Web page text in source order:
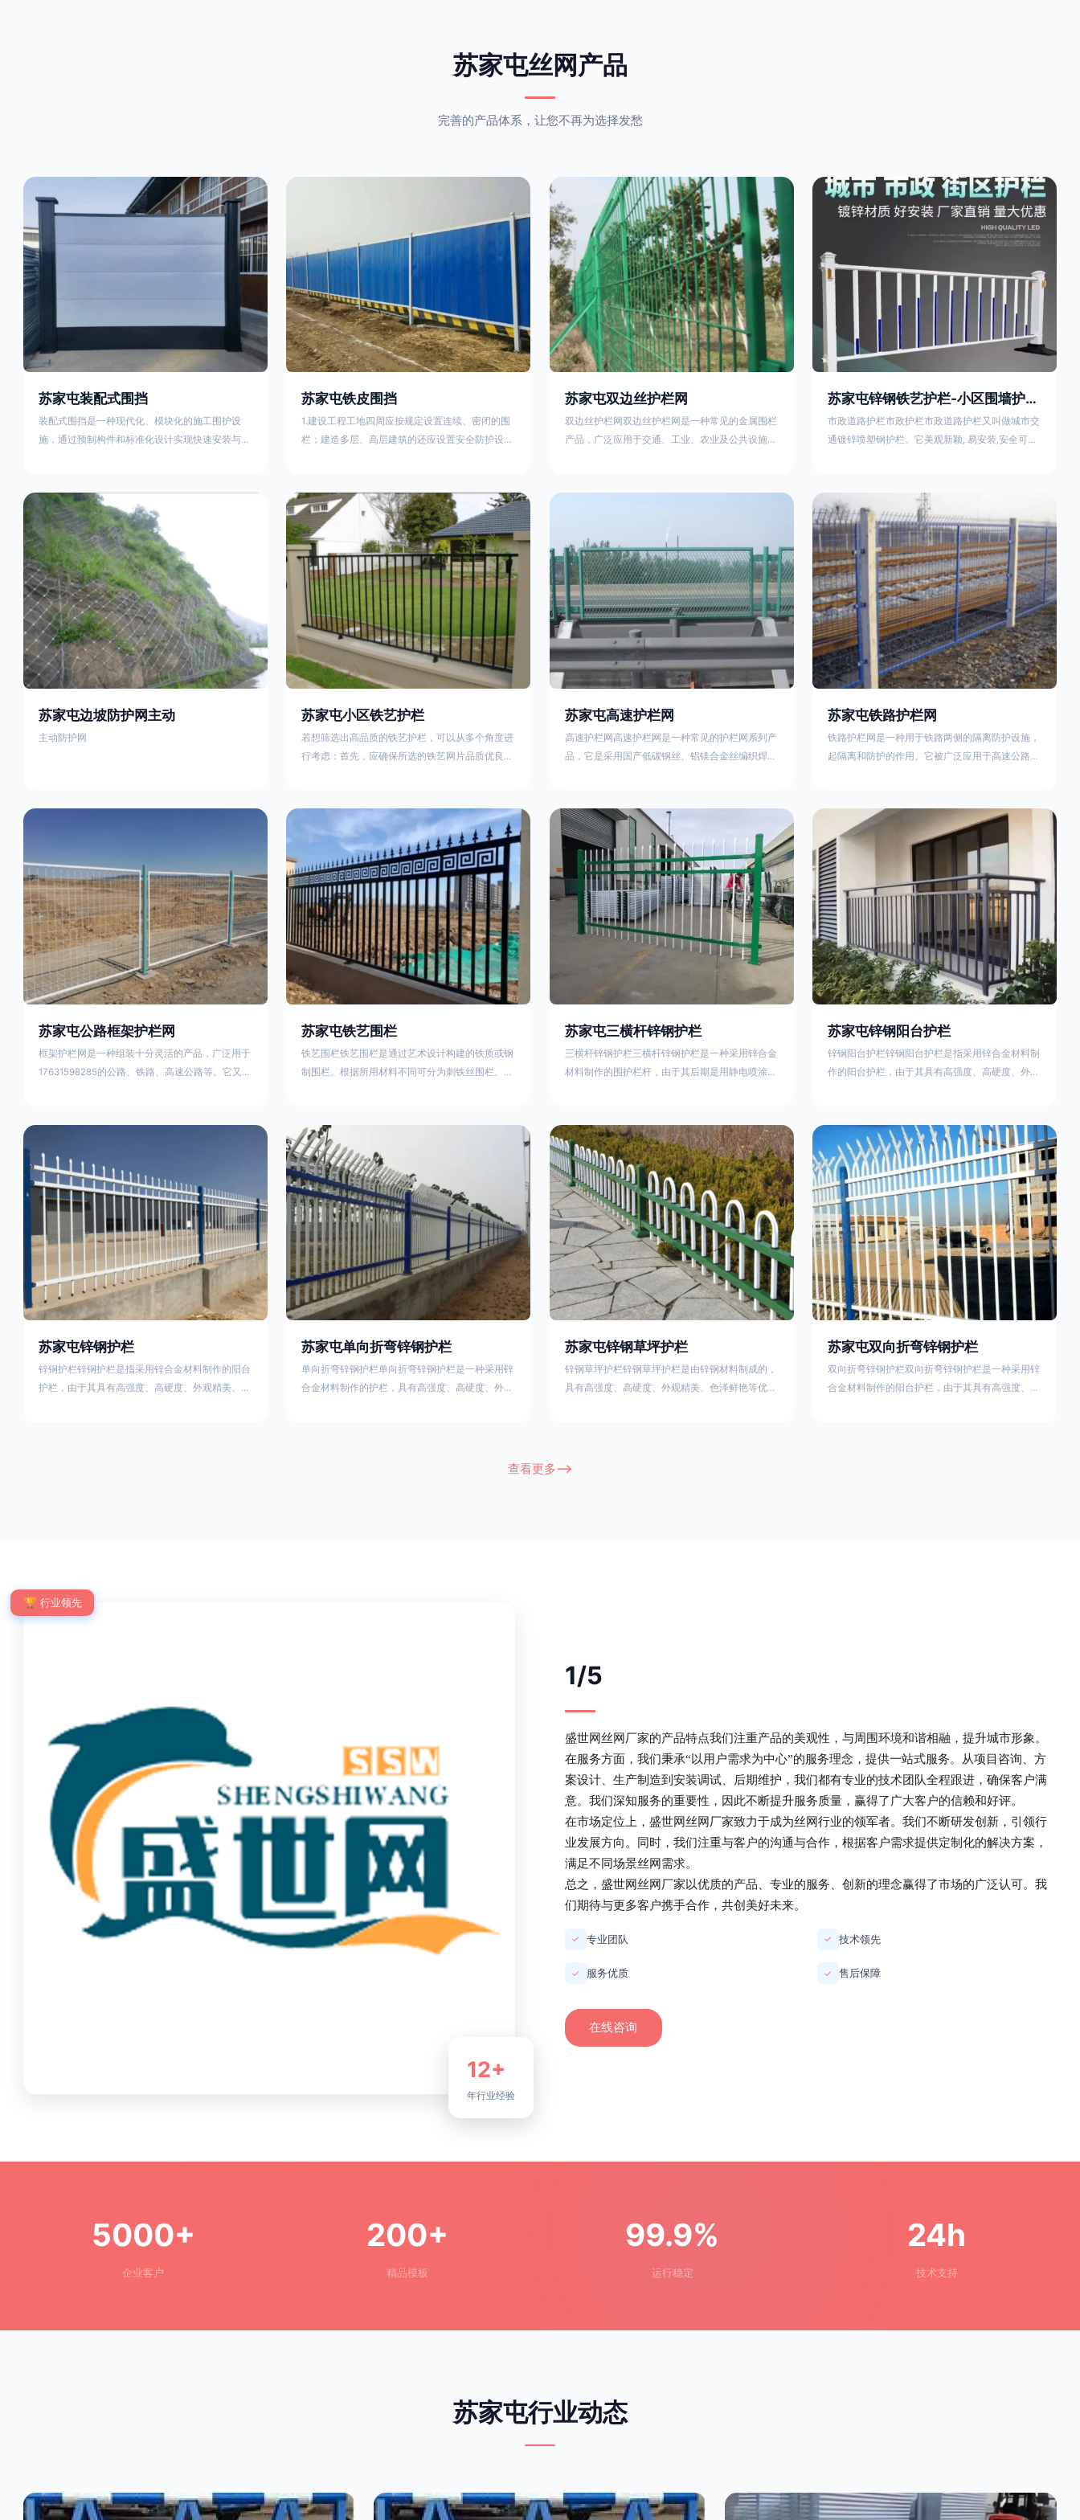
苏家屯丝网产品
完善的产品体系，让您不再为选择发愁
苏家屯装配式围挡
装配式围挡是一种现代化、模块化的施工围护设
施，通过预制构件和标准化设计实现快速安装与重
管立柱）与镀锌钢板、彩钢板等面板组合而成，通
过斜拉撑、横撑加强筋等部件增强整体稳定性立柱
规格：通常为100×100mm或120×120mm方管，壁
厚2.5-3.0mm；面板采用0.5-0.9mm镀锌板轧折成
型连接方式：采用C型
苏家屯铁皮围挡
1.建设工程工地四周应按规定设置连续、密闭的围
栏；建造多层、高层建筑的还应设置安全防护设
在其他路段设置的围栏，其高度不得低于1.8m。2.
围档使用的材料应保证围栏稳固、整洁、美观。市
政工程项目工地，可按工程进度分段设置围栏或按
规定使用统一的连续性护栏设施。施工单位不得在
工地围栏外堆放建筑材料、垃圾和工程渣土。在
苏家屯双边丝护栏网
双边丝护栏网双边丝护栏网是一种常见的金属围栏
产品，广泛应用于交通、工业、农业及公共设施等
及技术规范进行综合解析：一、基本概述定义与结
接或编织形成网格结构，网片两侧各有一根加固的
纵向钢丝（双边丝），用于与立柱连接固定。其表
面通常采用镀锌、喷塑或浸塑处理，以增强耐腐蚀
性
苏家屯锌钢铁艺护栏-小区围墙护栏- 2025年17631598285新报价
市政道路护栏市政护栏市政道路护栏又叫做城市交
通镀锌喷塑钢护栏。它美观新颖, 易安装,安全可靠,
口等的隔离。主导产品：太阳能防眩光护栏，镀锌
钢质隔离栏，市政道路隔离护栏，人行道路护栏，
机动与非机动隔离护栏、道路中心隔离护栏、带广
告牌道路隔离护栏、河道安全护栏、草坪花坛护栏
等市政道路隔离护栏规格齐全、品种多，可以任
苏家屯边坡防护网主动
主动防护网
苏家屯小区铁艺护栏
若想筛选出高品质的铁艺护栏，可以从多个角度进
行考虑：首先，应确保所选的铁艺网片品质优良，
好的制造机器之间的熟练程度。其次，选择耐用的
锻造铁艺产品，这类铁艺护栏比普通钢管护栏要坚
固许多，且外观更加美观、有层次。此外，还应注
重立柱与框架的选择，例如角钢或圆钢的选用应根
据不同部位的需求来定，以确保整体结构的稳固
性。17631598285
苏家屯高速护栏网
高速护栏网高速护栏网是一种常见的护栏网系列产
品，它是采用国产低碳钢丝、铝镁合金丝编织焊接
其作用是防止对面车辆灯光的照射，增加公路行驶
的安全性。另一种是高速公路两侧的防护网，其作
用是防止车辆失控冲出路面，保护行车人员和车辆
的安全 。双边丝高速护栏网又称‘双边丝隔离栅’，
采用冷拔低碳钢丝焊接成网筒状卷边与网面一体，
苏家屯铁路护栏网
铁路护栏网是一种用于铁路两侧的隔离防护设施，
起隔离和防护的作用。它被广泛应用于高速公路、
量在于原材料及加工过程，它的外观质量取决于施
工过程，施工中要重视施工准备和打桩机的组合，
不断总结经验，加强施工管理，是安装质量得以保
证。铁路护栏网是一种用于铁路两侧的隔离防护设
施，它的主要作用是防止车辆和人员越过护栏造成
危险事
苏家屯公路框架护栏网
框架护栏网是一种组装十分灵活的产品，广泛用于
17631598285的公路、铁路、高速公路等。它又被
而成，具有防腐、抗锈、美观等特点 。框架护栏
理(换填夯实),顺坡和开挖基坑，立柱临时定位，安
装防护栏网片，浇筑立柱混泥土基础，护栏网整体
紧固及调整 。框架护栏网的规格包括以下内容：
苏家屯铁艺围栏
铁艺围栏铁艺围栏是通过艺术设计构建的铁质或钢
制围栏。根据所用材料不同可分为刺铁丝围栏、电
栏、水泥围栏等。铁艺围栏是通过艺术设计构建的
铁质或钢制围栏。根据所用材料不同可分为刺铁丝
围栏、电围栏、木桩围栏、生物围栏、铁丝网围
栏、沟围栏、土墙围栏、石块墙围栏、柳芭围栏、
PVC围栏、水泥围栏等。如果您需要使用铁艺围
栏，建议
苏家屯三横杆锌钢护栏
三横杆锌钢护栏三横杆锌钢护栏是一种采用锌合金
材料制作的围护栏杆，由于其后期是用静电喷涂处
通等使用的主流产品。星工(XINGGONG)是一家专
业生产锌钢护栏的公司，其三横杆锌钢护栏特点如
下：1线条流畅，色彩鲜明，稳重大气；2坚固耐
用，经济实惠；3样式结构设计多样化满足各种不
同场所的需求 。三横杆锌钢护栏的使用方法
苏家屯锌钢阳台护栏
锌钢阳台护栏锌钢阳台护栏是指采用锌合金材料制
作的阳台护栏，由于其具有高强度、高硬度、外观
栏锌钢百叶窗锌钢防盗窗锌钢防护栏锌钢配件组合
锌钢组装护栏组装防盗窗组装防护栏组装锌合金组
装。传统的阳台护栏使用铁条材料，需要借助电焊
等工艺技术，而且质地较软、容易生锈、色彩单
一。锌钢阳台护栏的安装方法因情况而异，但是一
般采
苏家屯锌钢护栏
锌钢护栏锌钢护栏是指采用锌合金材料制作的阳台
护栏，由于其具有高强度、高硬度、外观精美、色
苏家屯单向折弯锌钢护栏
单向折弯锌钢护栏单向折弯锌钢护栏是一种采用锌
合金材料制作的护栏，具有高强度、高硬度、外观
栓，再加上防盗垫圈，这样能够避免护栏被人轻易
苏家屯锌钢草坪护栏
锌钢草坪护栏锌钢草坪护栏是由锌钢材料制成的，
具有高强度、高硬度、外观精美、色泽鲜艳等优
苏家屯双向折弯锌钢护栏
双向折弯锌钢护栏双向折弯锌钢护栏是一种采用锌
合金材料制作的阳台护栏，由于其具有高强度、高
查看更多-->
12+
年行业经验
🏆 行业领先
1/5
盛世网丝网厂家的产品特点我们注重产品的美观性，与周围环境和谐相融，提升城市形象。
在服务方面，我们秉承“以用户需求为中心”的服务理念，提供一站式服务。从项目咨询、方
案设计、生产制造到安装调试、后期维护，我们都有专业的技术团队全程跟进，确保客户满
意。我们深知服务的重要性，因此不断提升服务质量，赢得了广大客户的信赖和好评。
在市场定位上， 盛世网丝网厂家致力于成为丝网行业的领军者。我们不断研发创新，引领行
业发展方向。同时，我们注重与客户的沟通与合作，根据客户需求提供定制化的解决方案，
满足不同场景丝网需求。
总之， 盛世网丝网厂家以优质的产品、专业的服务、创新的理念赢得了市场的广泛认可。我
们期待与更多客户携手合作，共创美好未来。
✓ 专业团队 ✓ 技术领先
✓ 服务优质 ✓ 售后保障
在线咨询
5000+
企业客户
200+
精品模板
99.9%
运行稳定
24h
技术支持
苏家屯行业动态